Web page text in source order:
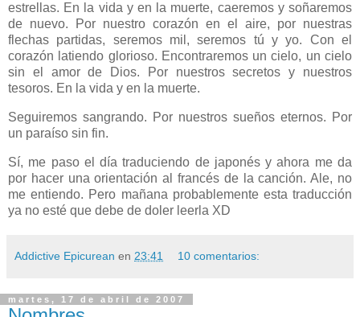
estrellas. En la vida y en la muerte, caeremos y soñaremos
de nuevo. Por nuestro corazón en el aire, por nuestras
flechas partidas, seremos mil, seremos tú y yo. Con el
corazón latiendo glorioso. Encontraremos un cielo, un cielo
sin el amor de Dios. Por nuestros secretos y nuestros
tesoros. En la vida y en la muerte.
Seguiremos sangrando. Por nuestros sueños eternos. Por
un paraíso sin fin.
Sí, me paso el día traduciendo de japonés y ahora me da
por hacer una orientación al francés de la canción. Ale, no
me entiendo. Pero mañana probablemente esta traducción
ya no esté que debe de doler leerla XD
Addictive Epicurean en 23:41 10 comentarios:
martes, 17 de abril de 2007